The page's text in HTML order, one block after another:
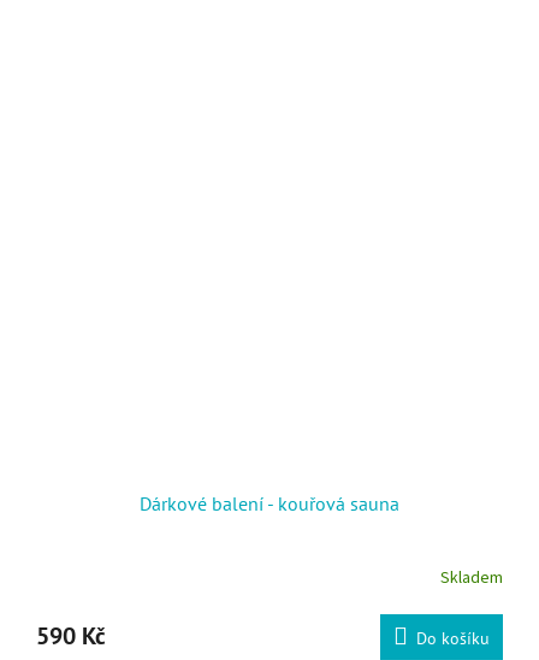
Dárkové balení - kouřová sauna
Skladem
590 Kč Do košíku